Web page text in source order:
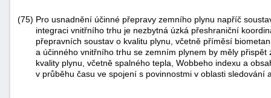
(75) Pro usnadnění účinné přepravy zemního plynu napříč
integraci vnitřního trhu je nezbytná úzká přeshraniční
přepravních soustav o kvalitu plynu, včetně příměsí
a účinného vnitřního trhu se zemním plynem by měly
kvality plynu, včetně spalného tepla, Wobbeho indexu a
v průběhu času ve spojení s povinnostmi v oblasti sledování